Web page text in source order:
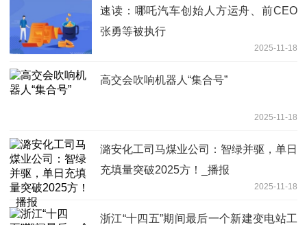
速读：哪吒汽车创始人方运舟、前CEO
张勇等被执行
2025-11-18
高交会吹响机器人“集合号”
2025-11-18
潞安化工司马煤业公司：智绿并驱，单日
充填量突破2025方！_播报
2025-11-18
浙江“十四五”期间最后一个新建变电站工